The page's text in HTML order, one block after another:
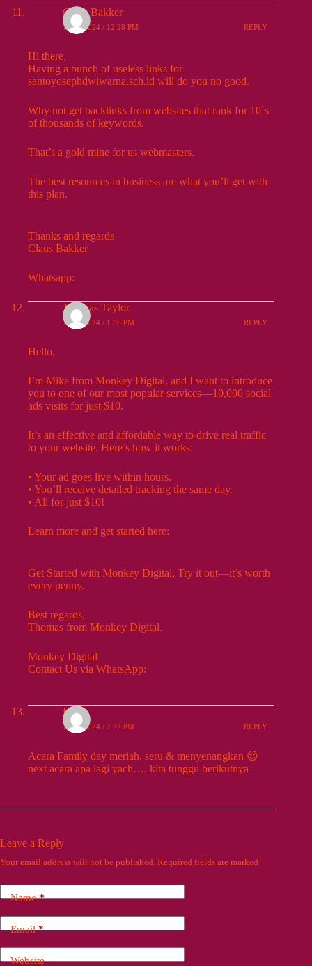
Claus Bakker
10/02/2024 / 12:28 PM REPLY
Hi there,
Having a bunch of useless links for
santoyosephdwiwarna.sch.id will do you no good.
Why not get backlinks from websites that rank for 10`s
of thousands of keywords.
That’s a gold mine for us webmasters.
The best resources in business are what you’ll get with
this plan.
Thanks and regards
Claus Bakker
Whatsapp:
Thomas Taylor
10/02/2024 / 1:36 PM REPLY
Hello,
I’m Mike from Monkey Digital, and I want to introduce
you to one of our most popular services—10,000 social
ads visits for just $10.
It’s an effective and affordable way to drive real traffic
to your website. Here’s how it works:
• Your ad goes live within hours.
• You’ll receive detailed tracking the same day.
• All for just $10!
Learn more and get started here:
Get Started with Monkey Digital, Try it out—it’s worth
every penny.
Best regards,
Thomas from Monkey Digital.
Monkey Digital
Contact Us via WhatsApp:
Lily
10/06/2024 / 2:22 PM REPLY
Acara Family day meriah, seru & menyenangkan 😍
next acara apa lagi yach…. kita tunggu berikutnya
Leave a Reply
Your email address will not be published. Required fields are marked *
Name*
Email*
Website